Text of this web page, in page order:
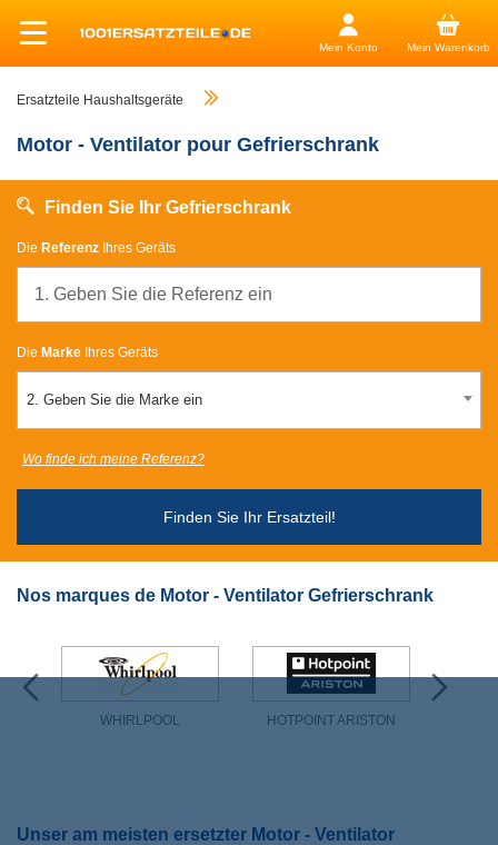
Mein Konto Mein Warenkorb
Ersatzteile Haushaltsgeräte
Motor - Ventilator pour Gefrierschrank
Finden Sie Ihr Gefrierschrank
Die Referenz Ihres Geräts
Die Marke Ihres Geräts
2. Geben Sie die Marke ein
Finden Sie Ihr Ersatzteil!
Wo finde ich meine Referenz?
Nos marques de Motor - Ventilator Gefrierschrank
WHIRLPOOL HOTPOINT ARISTON
Unser am meisten ersetzter Motor - Ventilator